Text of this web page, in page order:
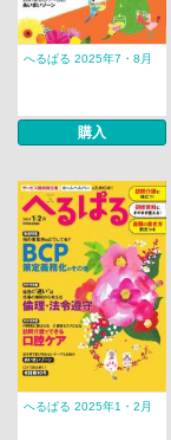
へるぱる 2025年7・8月
購入
へるぱる 2025年1・2月